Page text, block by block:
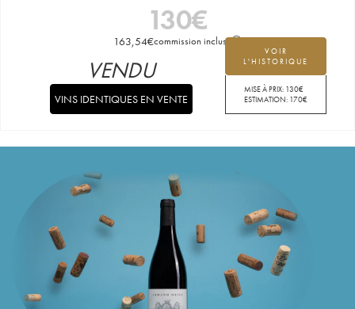
130€
163,54€commission incluse
VOIR
L'HISTORIQUE
MISE À PRIX: 130€
ESTIMATION: 170€
VENDU
VINS IDENTIQUES EN VENTE